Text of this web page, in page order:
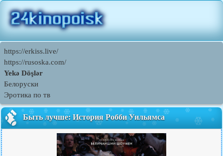
https://erkiss.live/
https://rusoska.com/
Yekə Döşlər
Белоруски
Эротика по тв
Быть лучше: История Робби Уильямса